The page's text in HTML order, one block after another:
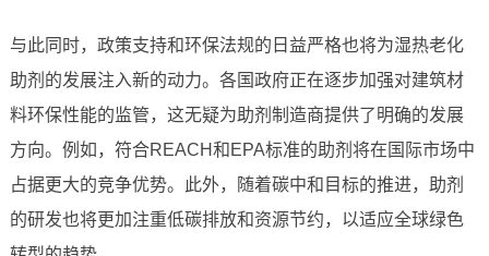
与此同时，政策支持和环保法规的日益严格也将为湿热老化
助剂的发展注入新的动力。各国政府正在逐步加强对建筑材
料环保性能的监管，这无疑为助剂制造商提供了明确的发展
方向。例如，符合REACH和EPA标准的助剂将在国际市场中
占据更大的竞争优势。此外，随着碳中和目标的推进，助剂
的研发也将更加注重低碳排放和资源节约，以适应全球绿色